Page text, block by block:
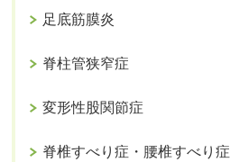
足底筋膜炎
脊柱管狭窄症
変形性股関節症
脊椎すべり症・腰椎すべり症